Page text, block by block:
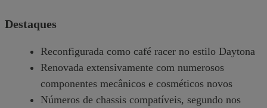
Destaques
Reconfigurada como café racer no estilo Daytona
Renovada extensivamente com numerosos
componentes mecânicos e cosméticos novos
Números de chassis compatíveis, segundo nos